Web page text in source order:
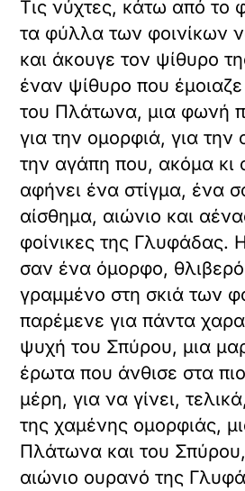
Τις νύχτες, κάτω από το
τα φύλλα των φοινίκων
και άκουγε τον ψίθυρο
έναν ψίθυρο που
του Πλάτωνα, μια φωνή
για την ομορφιά, για την
την αγάπη που, ακόμα κι
αφήνει ένα στίγμα, ένα
αίσθημα, αιώνιο και
φοίνικες της Γλυφάδας.
σαν ένα όμορφο,
γραμμένο στη σκιά των
παρέμενε για πάντα
ψυχή του Σπύρου, μια
έρωτα που άνθισε στα
μέρη, για να γίνει,
της χαμένης ομορφιάς,
Πλάτωνα και του
αιώνιο ουρανό της